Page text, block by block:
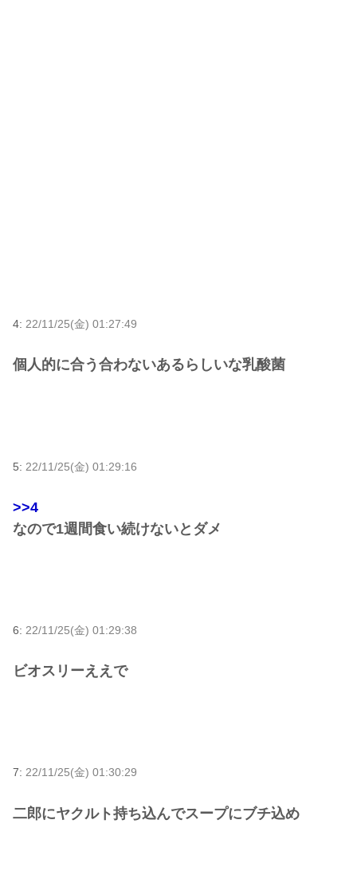
4: 22/11/25(金) 01:27:49
個人的に合う合わないあるらしいな乳酸菌
5: 22/11/25(金) 01:29:16
>>4
なので1週間食い続けないとダメ
6: 22/11/25(金) 01:29:38
ビオスリーええで
7: 22/11/25(金) 01:30:29
二郎にヤクルト持ち込んでスープにブチ込め